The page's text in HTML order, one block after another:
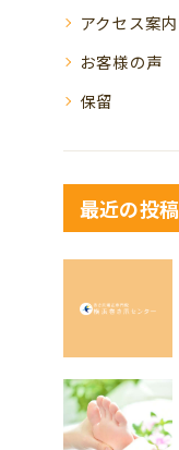
アクセス案内
お客様の声
保留
最近の投稿